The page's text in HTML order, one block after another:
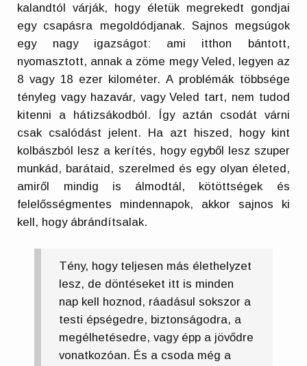
kalandtól várják, hogy életük megrekedt gondjai
egy csapásra megoldódjanak. Sajnos megsúgok
egy nagy igazságot: ami itthon bántott,
nyomasztott, annak a zöme megy Veled, legyen az
8 vagy 18 ezer kilométer. A problémák többsége
tényleg vagy hazavár, vagy Veled tart, nem tudod
kitenni a hátizsákodból. Így aztán csodát várni
csak csalódást jelent. Ha azt hiszed, hogy kint
kolbászból lesz a kerítés, hogy egyből lesz szuper
munkád, barátaid, szerelmed és egy olyan életed,
amiről mindig is álmodtál, kötöttségek és
felelősségmentes mindennapok, akkor sajnos ki
kell, hogy ábrándítsalak.
Tény, hogy teljesen más élethelyzet
lesz, de döntéseket itt is minden
nap kell hoznod, ráadásul sokszor a
testi épségedre, biztonságodra, a
megélhetésedre, vagy épp a jövődre
vonatkozóan. És a csoda még a